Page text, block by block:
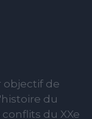
objectif de
du
du XXe